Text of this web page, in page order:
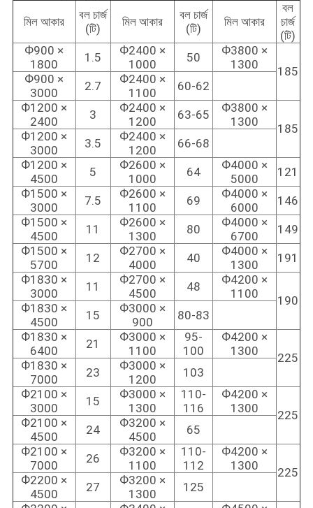
মিল আকার
বল চার্জ
(টি)
মিল আকার
বল চার্জ
(টি)
মিল আকার
বল
চার্জ
(টি)
Ф900 ×
1800
1.5
Ф2400 ×
1000
50
Ф3800 ×
1300
185
Ф900 ×
3000
2.7
Ф2400 ×
1100
60-62
Ф1200 ×
2400
3
Ф2400 ×
1200
63-65
Ф3800 ×
1300
185
Ф1200 ×
3000
3.5
Ф2400 ×
1200
66-68
Ф1200 ×
4500
5
Ф2600 ×
1000
64
Ф4000 ×
5000
121
Ф1500 ×
3000
7.5
Ф2600 ×
1100
69
Ф4000 ×
6000
146
Ф1500 ×
4500
11
Ф2600 ×
1300
80
Ф4000 ×
6700
149
Ф1500 ×
5700
12
Ф2700 ×
4000
40
Ф4000 ×
1300
191
Ф1830 ×
3000
11
Ф2700 ×
4500
48
Ф4200 ×
1100
190
Ф1830 ×
4500
15
Ф3000 ×
900
80-83
Ф1830 ×
6400
21
Ф3000 ×
1100
95-
100
Ф4200 ×
1300
225
Ф1830 ×
7000
23
Ф3000 ×
1200
103
Ф2100 ×
3000
15
Ф3000 ×
1300
110-
116
Ф4200 ×
1300
225
Ф2100 ×
4500
24
Ф3200 ×
4500
65
Ф2100 ×
7000
26
Ф3200 ×
1100
110-
112
Ф4200 ×
1300
225
Ф2200 ×
4500
27
Ф3200 ×
1300
125